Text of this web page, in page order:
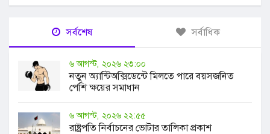
সর্বশেষ সর্বাধিক
৬ আগস্ট, ২০২৬ ২৩:০০
নতুন অ্যান্টিঅক্সিডেন্টে মিলতে পারে বয়সজনিত
পেশি ক্ষয়ের সমাধান
৬ আগস্ট, ২০২৬ ২২:৫৫
রাষ্ট্রপতি নির্বাচনের ভোটার তালিকা প্রকাশ